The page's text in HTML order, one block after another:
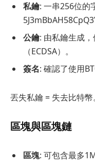
私鑰: 一串256位的
公鑰: 由私鑰生成
（ECDSA）。
簽名: 確認了使用
丟失私鑰 = 失去比特幣
區塊與區塊鏈
區塊: 可包含最多